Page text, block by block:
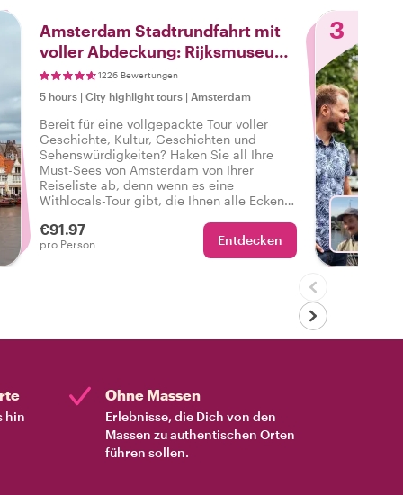
Amsterdam Stadtrundfahrt mit
voller Abdeckung: Rijksmuseum,
Rembrandtplein & mehr!
1226 Bewertungen
5 hours | City highlight tours | Amsterdam
Bereit für eine vollgepackte Tour voller
Geschichte, Kultur, Geschichten und
Sehenswürdigkeiten? Haken Sie all Ihre
Must-Sees von Amsterdam von Ihrer
Reiseliste ab, denn wenn es eine
Withlocals-Tour gibt, die Ihnen alle Ecken
diese komplette und personalisierte Tour
durch Amsterdam.
€91.97
pro Person Entdecken
3
hin
Ohne Massen
Erlebnisse, die Dich von den
Massen zu authentischen Orten
führen sollen.